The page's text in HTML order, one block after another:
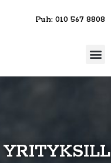
Puh: 010 567 8808